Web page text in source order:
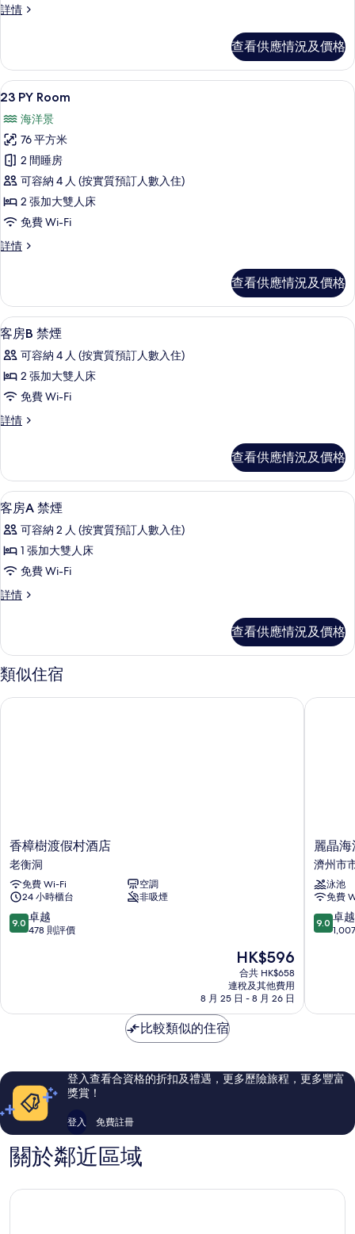
相
詳情
16
情
查看供應情況及價格
載
所
有
23
PY
Room
的
相
23 PY Room | 隔音、免費 Wi-Fi、床單
17
23 PY Room
海洋景
76 平方米
2 間睡房
可容納 4 人 (按實質預訂人數入住)
2 張加大雙人床
免費 Wi-Fi
詳情
23
情
查看供應情況及價格
載
入
所
有
房
禁
煙
的
相
片
18
客房B 禁煙
可容納 4 人 (按實質預訂人數入住)
2 張加大雙人床
免費 Wi-Fi
詳情
客
煙
詳
情
查看供應情況及價格
載
入
所
有
房
禁
煙
的
相
16
客房A 禁煙
可容納 2 人 (按實質預訂人數入住)
1 張加大雙人床
免費 Wi-Fi
詳情
客
煙
詳
情
查看供應情況及價格
類似住宿
香
樟
樹
渡
假
村
酒
香樟樹渡假村酒店
老衡洞
免費 Wi-Fi
空調
24 小時櫃台
非吸煙
9.0
分
卓
評
價
評
9.0 卓越
478 則評價
現
售
HK$596
HK$596
合共 HK$658
連稅及其他費用
8 月 25 日 - 8 月 26 日
香樟樹渡假村酒店
麗
晶
海
濱
酒
店
濟
麗晶
濟州市
泳池
免費
9.0
分
卓
評
價
9.0 卓越
麗晶海
比較類似的住宿
登入查看合資格的折扣及禮遇，更多歷險旅程，更多豐富
獎賞！
登入 免費註冊
關於鄰近區域